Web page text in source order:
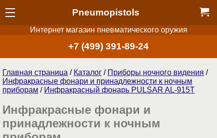
Pneumopistols
Интернет магазин пневматического оружия
+7 (499) 391-89-24
Главная страница / Каталог / Приборы ночного видения /
Инфракрасные фонари и принадлежности к ночным
приборам / Инфракрасный фонарь PULSAR AL-915T
Инфракрасные фонари и
принадлежности к ночным